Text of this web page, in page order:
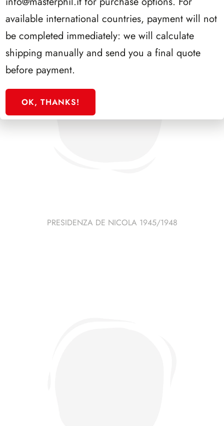
PRESIDENZA DE NICOLA 1945/1948
available international countries, payment will not
be completed immediately: we will calculate
shipping manually and send you a final quote
before payment.
OK, THANKS!